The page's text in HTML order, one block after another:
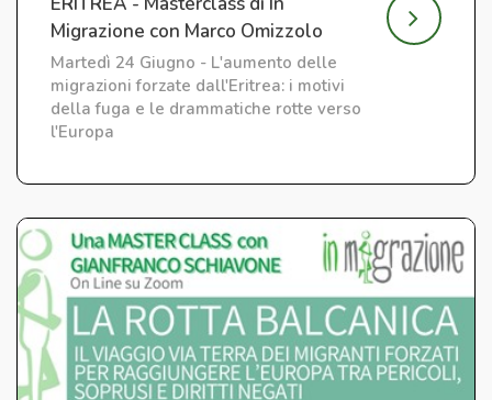
Migrazione con Marco Omizzolo
Martedì 24 Giugno - L'aumento delle
migrazioni forzate dall'Eritrea: i motivi
della fuga e le drammatiche rotte verso
l'Europa